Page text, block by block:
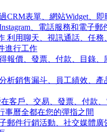
CRM表單、網站Widget、即
、電話服務和電子
利用聊天、視訊通話、任務
進行工作
報價、發票、付款、目錄、
析銷售漏斗、員工績效、產
客戶、交易、發票、付款
事曆全都在您的彈指之間
郵件行銷活動、社交媒體廣